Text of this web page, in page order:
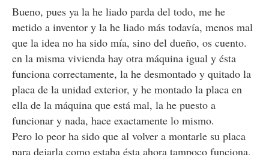
j
e
Bueno, pues ya la he liado parda del todo, me he
metido a inventor y la he liado más todavía, menos mal
que la idea no ha sido mía, sino del dueño, os cuento.
en la misma vivienda hay otra máquina igual y ésta
funciona correctamente, la he desmontado y quitado la
placa de la unidad exterior, y he montado la placa en
ella de la máquina que está mal, la he puesto a
funcionar y nada, hace exactamente lo mismo.
Pero lo peor ha sido que al volver a montarle su placa
para dejarla como estaba ésta ahora tampoco funciona,